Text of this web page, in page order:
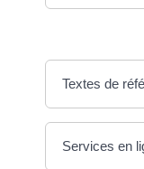
Textes de
Services en